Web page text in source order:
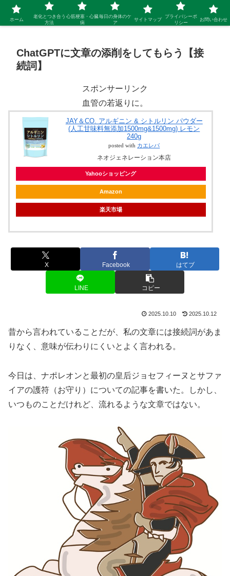
シニア 新しい人生を開拓するブログ
ChatGPTに文章の添削をしてもらう【接
続詞】
スポンサーリンク
血管の若返りに。
JAY＆CO. アルギニン & シトルリン パウダー
(人工甘味料無添加1500mg&1500mg) レモン
240g
posted with カエレバ
ネオジェネレーション本店
Yahooショッピング
Amazon
楽天市場
X Facebook はてブ
LINE コピー
2025.10.10 2025.10.12
昔から言われていることだが、私の文章には接続詞があま
りなく、意味が伝わりにくいとよく言われる。
今日は、ナポレオンと最初の皇后ジョセフィーヌとサファ
イアの護符（お守り）についての記事を書いた。しかし、
いつものことだけれど、流れるような文章ではない。
ホーム
老化とつき合う
方法
心筋梗塞・心臓
病
毎日の身体のケ
ア
サイトマップ
プライバシーポ
リシー
お問い合わせ